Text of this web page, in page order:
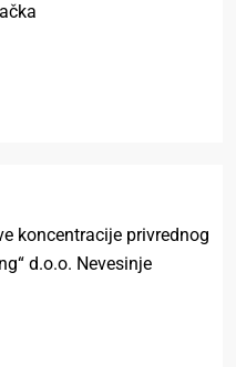
koncentracije privrednog
d.o.o. Nevesinje